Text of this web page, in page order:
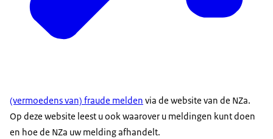
(vermoedens van) fraude melden via de website van de NZa.
Op deze website leest u ook waarover u meldingen kunt doen
en hoe de NZa uw melding afhandelt.